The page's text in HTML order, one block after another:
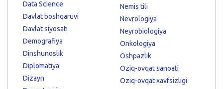
Data Science
Davlat boshqaruvi
Davlat siyosati
Demografiya
Dinshunoslik
Diplomatiya
Dizayn
Nemis tili
Nevrologiya
Neyrobiologiya
Onkologiya
Oshpazlik
Oziq-ovqat sanoati
Oziq-ovqat xavfsizligi